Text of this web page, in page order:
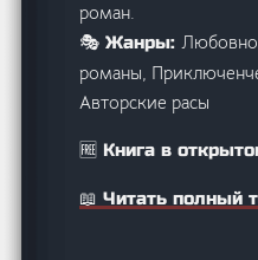
роман.
🎭 Жанры:
романы,
Авторские расы
🆓 Книга в
📖 Читать полный